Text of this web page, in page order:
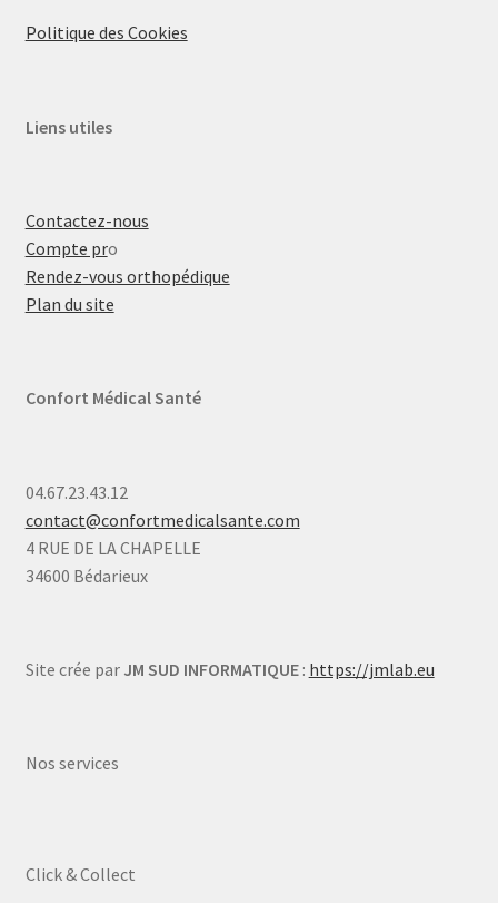
Politique des Cookies
Liens utiles
Contactez-nous
Compte pro
Rendez-vous orthopédique
Plan du site
Confort Médical Santé
04.67.23.43.12
contact@confortmedicalsante.com
4 RUE DE LA CHAPELLE
34600 Bédarieux
Site crée par JM SUD INFORMATIQUE: https://jmlab.eu
Nos services
Click & Collect